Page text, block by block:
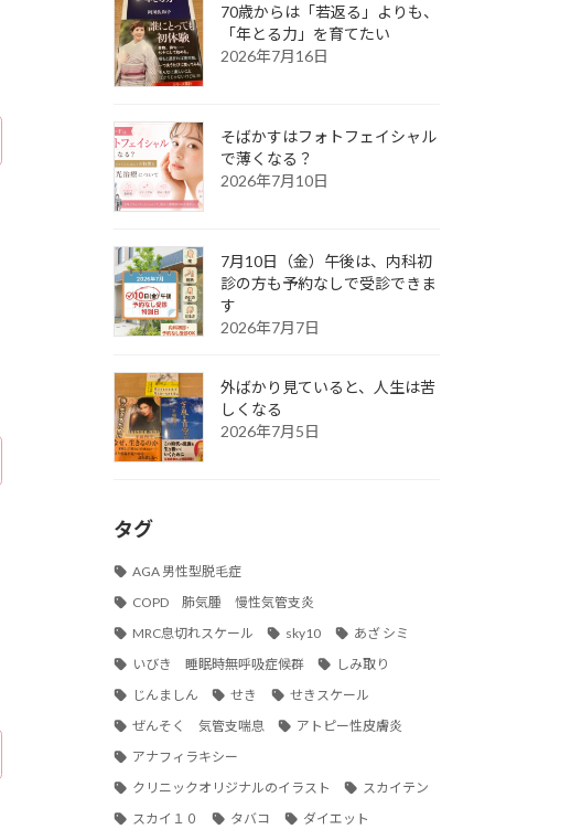
70歳からは「若返る」よりも、
「年とる力」を育てたい
2026年7月16日
そばかすはフォトフェイシャル
で薄くなる？
2026年7月10日
7月10日（金）午後は、内科初
診の方も予約なしで受診できま
す
2026年7月7日
外ばかり見ていると、人生は苦
しくなる
2026年7月5日
タグ
AGA 男性型脱毛症
COPD 肺気腫 慢性気管支炎
MRC息切れスケール
sky10
あざ シミ
いびき 睡眠時無呼吸症候群
しみ取り
じんましん
せき
せきスケール
ぜんそく 気管支喘息
アトピー性皮膚炎
アナフィラキシー
クリニックオリジナルのイラスト
スカイテン
スカイ１０
タバコ
ダイエット